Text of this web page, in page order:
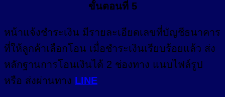
ขั้นตอนที่ 5
หน้าแจ้งชำระเงิน มีรายละเอียดเลขที่บัญชีธนาคาร
ที่ให้ลูกค้าเลือกโอน เมื่อชำระเงินเรียบร้อยแล้ว ส่ง
หลักฐานการโอนเงินได้ 2 ช่องทาง แนบไฟล์รูป
หรือ ส่งผ่านทาง LINE